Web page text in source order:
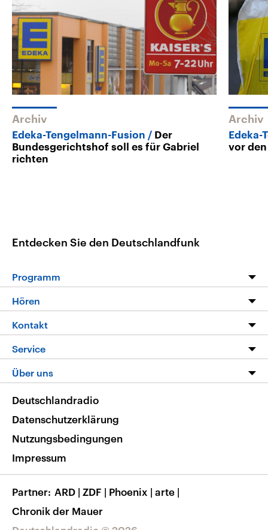
Archiv
Edeka-Tengelmann-Fusion
Der
Bundesgerichtshof soll es für Gabriel
richten
Archiv
vor
Entdecken Sie den Deutschlandfunk
Programm
Programm
Die Nachrichten
Nachrichtenleicht
Neue Beiträge auf dlf.de
Hören
Livestream
Podcasts
Deutschlandfunk App
Nachrichten App
Frequenzen
Kontakt
Hörerservice
Service
FAQ
Veranstaltungen
Musikliste
RSS
Über uns
Barrierefreiheit
Deutschlandradio
Datenschutzerklärung
Nutzungsbedingungen
Impressum
Partner ARD | ZDF | Phoenix | arte |
Chronik der Mauer